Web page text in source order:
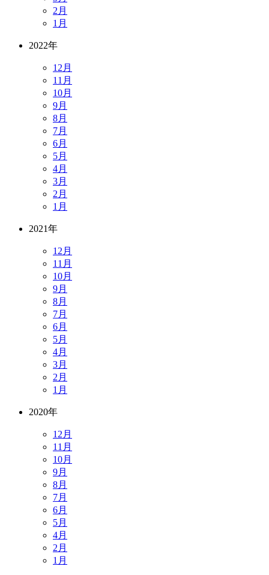
2月
1月
2022年
12月
11月
10月
9月
8月
7月
6月
5月
4月
3月
2月
1月
2021年
12月
11月
10月
9月
8月
7月
6月
5月
4月
3月
2月
1月
2020年
12月
11月
10月
9月
8月
7月
6月
5月
4月
2月
1月